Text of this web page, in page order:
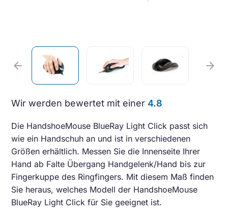
arrow_back arrow_forward
Wir werden bewertet mit einer 4.8
Die HandshoeMouse BlueRay Light Click passt sich
wie ein Handschuh an und ist in verschiedenen
Größen erhältlich. Messen Sie die Innenseite Ihrer
Hand ab Falte Übergang Handgelenk/Hand bis zur
Fingerkuppe des Ringfingers. Mit diesem Maß finden
Sie heraus, welches Modell der HandshoeMouse
BlueRay Light Click für Sie geeignet ist.